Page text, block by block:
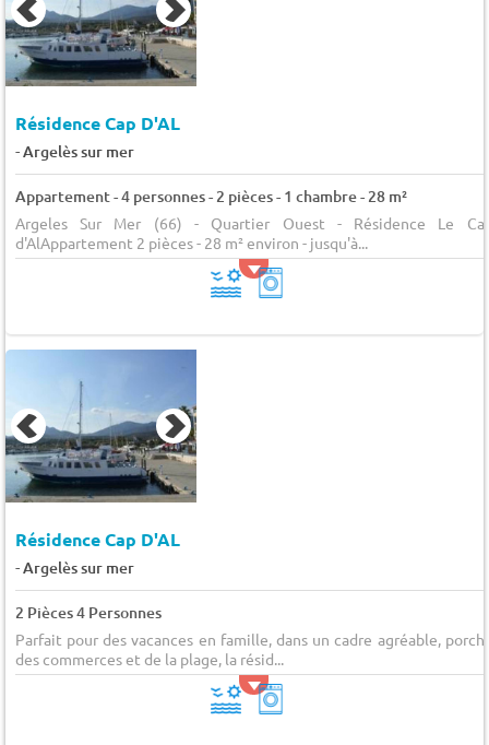
Résidence Cap D'AL
-Argelès sur mer
Appartement - 4 personnes - 2 pièces - 1 chambre - 28 m²
Argeles Sur Mer (66) - Quartier Ouest - Résidence Le
d'AlAppartement 2 pièces - 28 m² environ - jusqu'à...
Résidence Cap D'AL
-Argelès sur mer
2 Pièces 4 Personnes
Parfait pour des vacances en famille, dans un cadre agréable,
des commerces et de la plage, la résid...